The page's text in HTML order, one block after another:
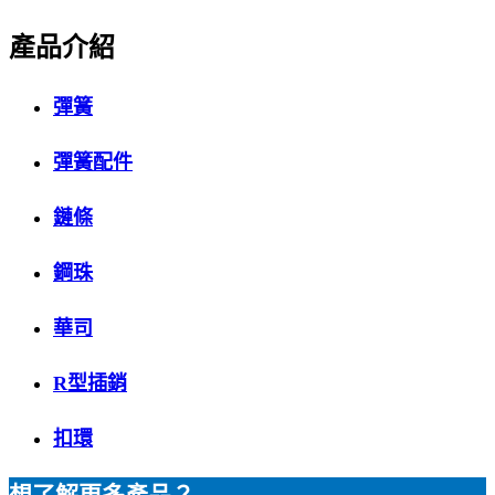
產品介紹
彈簧
彈簧配件
鏈條
鋼珠
華司
R型插銷
扣環